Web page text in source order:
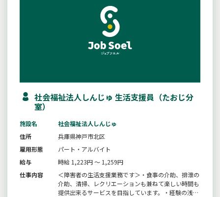
社会福祉法人しんじゅ 生活支援員（たおじ分
室）
施設名
社会福祉法人しんじゅ
住所
兵庫県神戸市北区
雇用形態
パート・アルバイト
給与
時給 1,223円 ～ 1,259円
仕事内容
＜障害者の生活支援業務です＞・食事の介助、排泄の
介助、清掃、レクリエーションも兼ねて楽しい時間も
提供出来るサービスを目指しています。・経験の浅い